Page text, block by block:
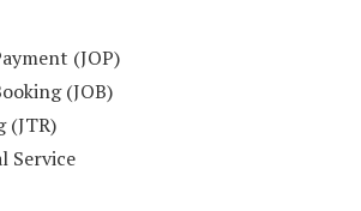
(JOP)
(JOB)
(JTR)
Service